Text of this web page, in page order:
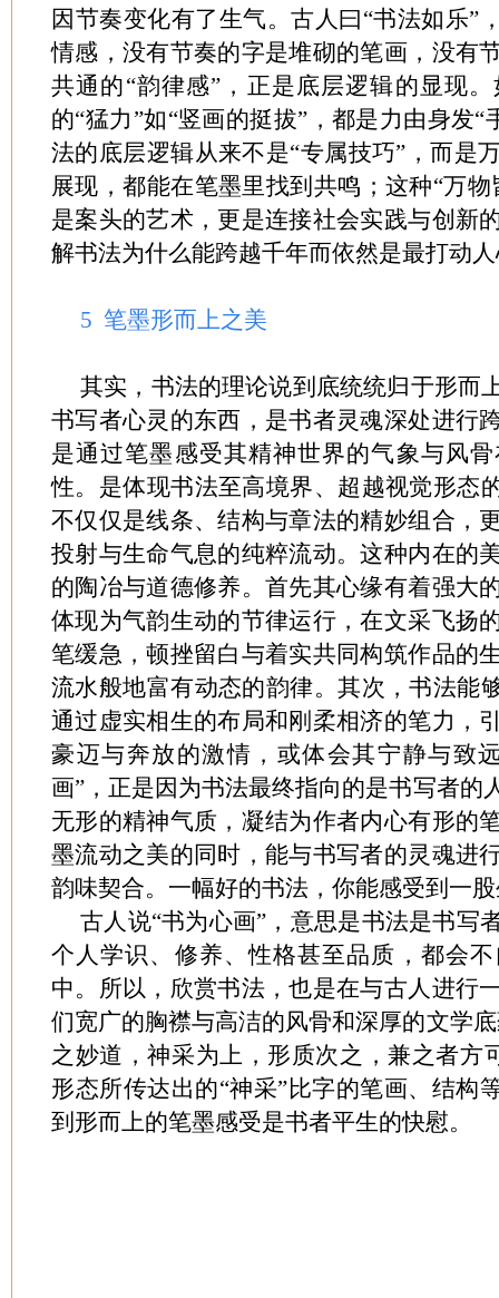
因节奏变化有了生气。古人曰“书法如乐”
情感，没有节奏的字是堆砌的笔画，没有
共通的“韵律感”，正是底层逻辑的显现
的“猛力”如“竖画的挺拔”，都是力由身发
法的底层逻辑从来不是“专属技巧”，而是
展现，都能在笔墨里找到共鸣；这种“万
是案头的艺术，更是连接社会实践与创新
解书法为什么能跨越千年而依然是最打动
5 笔墨形而上之美
其实，书法的理论说到底统统归于形而
书写者心灵的东西，是书者灵魂深处进行
是通过笔墨感受其精神世界的气象与风
性。是体现书法至高境界、超越视觉形态
不仅仅是线条、结构与章法的精妙组合，
投射与生命气息的纯粹流动。这种内在的
的陶冶与道德修养。首先其心缘有着强大
体现为气韵生动的节律运行，在文采飞扬
笔缓急，顿挫留白与着实共同构筑作品的
流水般地富有动态的韵律。其次，书法能
通过虚实相生的布局和刚柔相济的笔力，
豪迈与奔放的激情，或体会其宁静与致
画”，正是因为书法最终指向的是书写者的
无形的精神气质，凝结为作者内心有形的
墨流动之美的同时，能与书写者的灵魂进
韵味契合。一幅好的书法，你能感受到一
古人说“书为心画”，意思是书法是书写
个人学识、修养、性格甚至品质，都会
中。所以，欣赏书法，也是在与古人进行
们宽广的胸襟与高洁的风骨和深厚的文学
之妙道，神采为上，形质次之，兼之者方
形态所传达出的“神采”比字的笔画、结构
到形而上的笔墨感受是书者平生的快慰。